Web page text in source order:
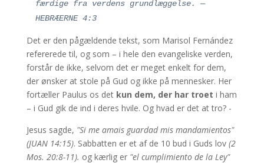
Ypperstepræst, som ikke kan have Medlidenhed
med vore Skrøbeligheder, men en, som blev
Synd. 16 Lad os derfor med frimodighed nærme
os nådens trone, at vi kan opnå
barmhjertighed og finde nåde til hjælp i
nødens tid.— HEBRÆERNE 4:1-14
færdige fra verdens grundlæggelse. —
HEBRÆERNE 4:3
Det er den pågældende tekst, som Marisol Fernández
refererede til, og som – i hele den evangeliske verden,
forstår de ikke, selvom det er meget enkelt for dem,
der ønsker at stole på Gud og ikke på mennesker. Her
fortæller Paulus os det kun dem, der har troet i ham
– i Gud gik de ind i deres hvile. Og hvad er det at tro? -
Jesus sagde, "Si me amais guardad mis mandamientos"
(JUAN 14:15). Sabbatten er et af de 10 bud i Guds lov (2
Mos. 20:8-11). og kærlig er "el cumplimiento de la Ley"